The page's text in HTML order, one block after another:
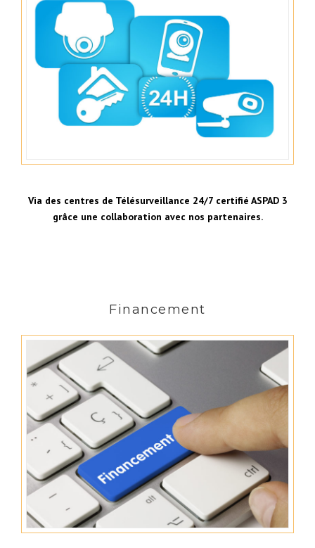
Via des centres de Télésurveillance 24/7 certifié ASPAD 3
grâce une collaboration avec nos partenaires.
Financement